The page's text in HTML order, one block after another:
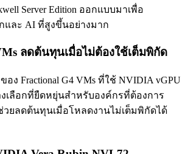
Server Edition ออกแบบมาเพื่อ
ละ AI ที่สูงขึ้นอย่างมาก
ลดต้นทุนเมื่อไม่ต้องใช้เต็มพิกัด
อง Fractional G4 VMs ที่ใช้ NVIDIA vGPU
งเลือกที่ยืดหยุ่นสำหรับองค์กรที่ต้องการ
วยลดต้นทุนเมื่อโหลดงานไม่เต็มพิกัดได้